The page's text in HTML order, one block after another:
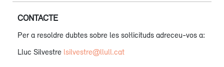
CONTACTE
Per a resoldre dubtes sobre les sol·licituds adreceu-vos a:
Lluc Silvestre lsilvestre@llull.cat